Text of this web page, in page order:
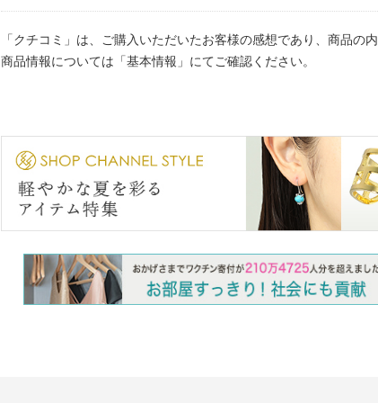
「クチコミ」は、ご購入いただいたお客様の感想であり、商品の
商品情報については「基本情報」にてご確認ください。